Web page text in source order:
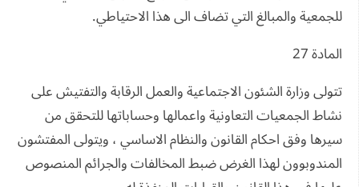
للجمعية والمبالغ التي تضاف الى هذا الاحتياطي.
المادة 27
تتولى وزارة الشئون الاجتماعية والعمل الرقابة والتفتيش على
نشاط الجمعيات التعاونية واعمالها وحساباتها للتحقق من
سيرها وفق احكام القانون والنظام الاساسي ، ويتولى المفتشون
المندوبوون لهذا الغرض ضبط المخالفات والجرائم المنصوص